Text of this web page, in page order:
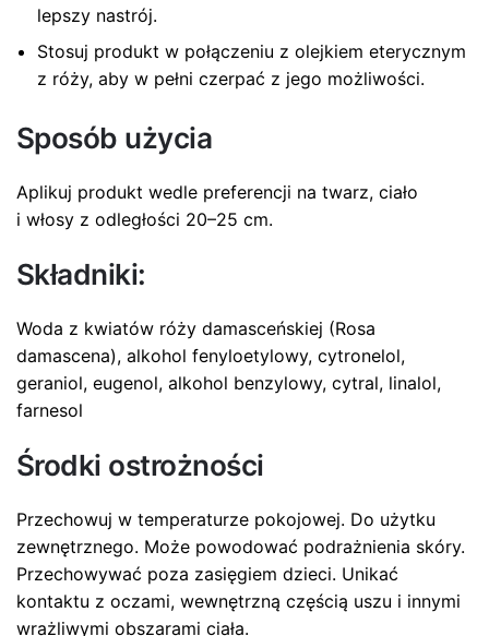
lepszy nastrój.
Stosuj produkt w połączeniu z olejkiem eterycznym
z róży, aby w pełni czerpać z jego możliwości.
Sposób użycia
Aplikuj produkt wedle preferencji na twarz, ciało
i włosy z odległości 20–25 cm.
Składniki:
Woda z kwiatów róży damasceńskiej (Rosa
damascena), alkohol fenyloetylowy, cytronelol,
geraniol, eugenol, alkohol benzylowy, cytral, linalol,
farnesol
Środki ostrożności
Przechowuj w temperaturze pokojowej. Do użytku
zewnętrznego. Może powodować podrażnienia skóry.
Przechowywać poza zasięgiem dzieci. Unikać
kontaktu z oczami, wewnętrzną częścią uszu i innymi
wrażliwymi obszarami ciała.